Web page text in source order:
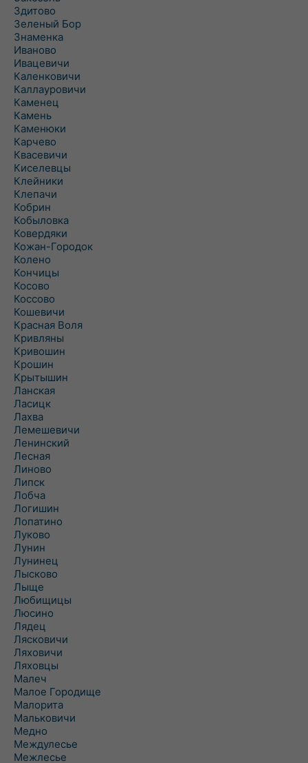
Здитово
Зеленый Бор
Знаменка
Иваново
Ивацевичи
Каленковичи
Каллауровичи
Каменец
Камень
Каменюки
Карчево
Квасевичи
Киселевцы
Клейники
Клепачи
Кобрин
Кобыловка
Ковердяки
Кожан-Городок
Колено
Кончицы
Косово
Коссово
Кошевичи
Красная Воля
Кривляны
Кривошин
Крошин
Крытышин
Ланская
Ласицк
Лахва
Лемешевичи
Ленинский
Лесная
Линово
Липск
Лобча
Логишин
Лопатино
Луково
Лунин
Лунинец
Лысково
Лыще
Любищицы
Люсино
Лядец
Лясковичи
Ляховичи
Ляховцы
Малеч
Малое Городище
Малорита
Мальковичи
Медно
Междулесье
Межлесье